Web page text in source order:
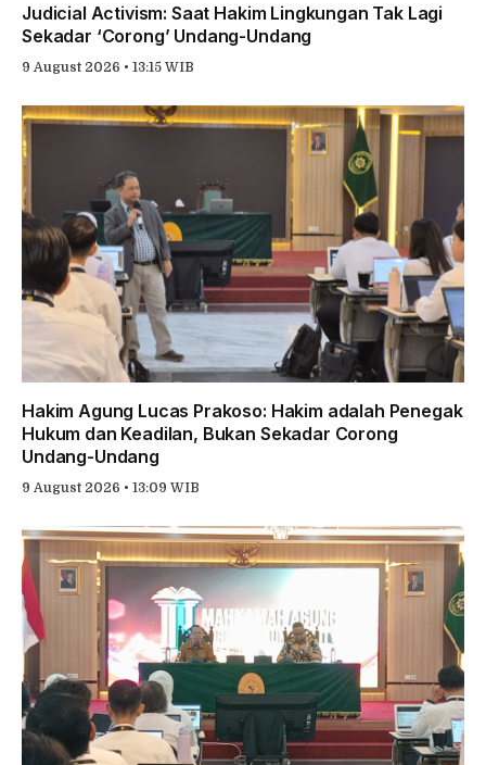
Judicial Activism: Saat Hakim Lingkungan Tak Lagi
Sekadar ‘Corong’ Undang-Undang
9 August 2026 • 13:15 WIB
Hakim Agung Lucas Prakoso: Hakim adalah Penegak
Hukum dan Keadilan, Bukan Sekadar Corong
Undang-Undang
9 August 2026 • 13:09 WIB